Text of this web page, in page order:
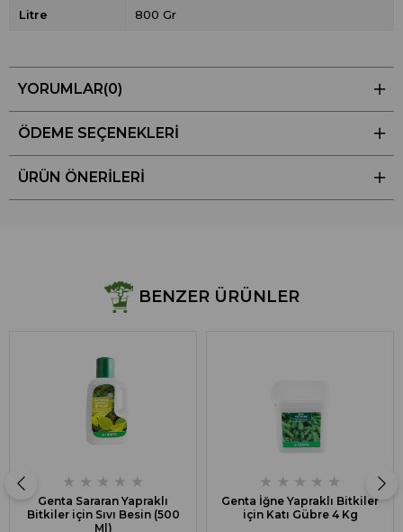
Litre 800 Gr
YORUMLAR(0)
ÖDEME SEÇENEKLERI
ÜRÜN ÖNERILERI
BENZER ÜRÜNLER
★ ★ ★ ★ ★
Genta Sararan Yapraklı
Bitkiler için Sıvı Besin (500
Ml)
★ ★ ★ ★ ★
Genta İğne Yapraklı Bitkiler
için Katı Gübre 4 Kg